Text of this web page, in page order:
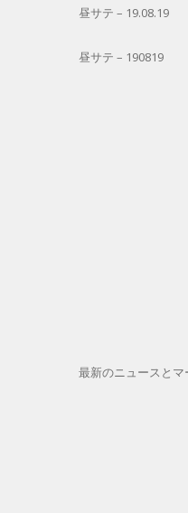
昼サテ – 19.08.19
昼サテ – 190819
最新のニュースとマ